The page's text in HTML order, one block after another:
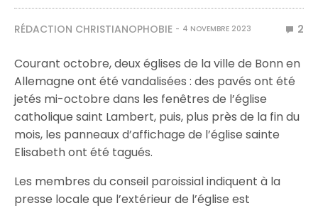
RÉDACTION CHRISTIANOPHOBIE 4 NOVEMBRE 2023 2
Courant octobre, deux églises de la ville de Bonn en
Allemagne ont été vandalisées : des pavés ont été
jetés mi-octobre dans les fenêtres de l’église
catholique saint Lambert, puis, plus près de la fin du
mois, les panneaux d’affichage de l’église sainte
Elisabeth ont été tagués.
Les membres du conseil paroissial indiquent à la
presse locale que l’extérieur de l’église est